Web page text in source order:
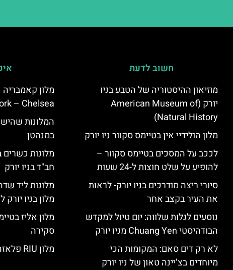
חשוב לדעת
מוזיאון ההיסטוריה של הטבע בניו
יורק (American Museum of
Natural History)
מלון הולידיי אין בטיימס סקוור ניו יורק
לככב על המסכים בטיימס סקוור –
להופיע על שלט חוצות ל-24 שעות
סיורי ריצה מודרכים בניו יורק- לראות
את העיר בקצב אחר
נוסעים לגלות שלווה: יום טיול למקדש
הבודהיסטי Chuang Yen מניו יורק
לא רק דים סאם: המקומות הכי
מיוחדים בצ’יינה טאון של ניו יורק
– Chelsea)
המלונות
במנהטן
מלונות כשרים
חב"ד בניו יורק
מלונות ליד
מלון בניו
סקירה
מלון RIU פלאזה ניו יורק – סקירה